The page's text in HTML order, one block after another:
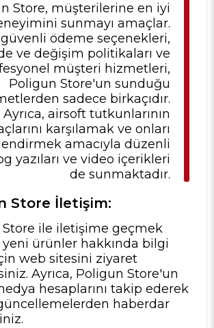
Store, müşterilerine en iyi
sunmayı amaçlar.
güvenli ödeme seçenekleri,
ve değişim politikaları ve
müşteri hizmetleri,
Poligun Store'un sunduğu
sadece birkaçıdır.
Ayrıca, airsoft tutkunlarının
karşılamak ve onları
amacıyla düzenli
yazıları ve video içerikleri
de sunmaktadır.
Store İletişim:
ile iletişime geçmek
ürünler hakkında bilgi
web sitesini ziyaret
Ayrıca, Poligun Store'un
hesaplarını takip ederek
haberdar